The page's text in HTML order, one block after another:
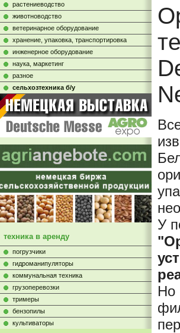
растениеводство
животноводство
ветеринарное оборудование
хранение, упаковка, транспортировка
инженерное оборудование
наука, маркетинг
разное
сельхозтехника б/у
техника в аренду
погрузчики
гидроманипуляторы
коммунальная техника
грузоперевозки
тримеры
бензопилы
культиваторы
У
Но